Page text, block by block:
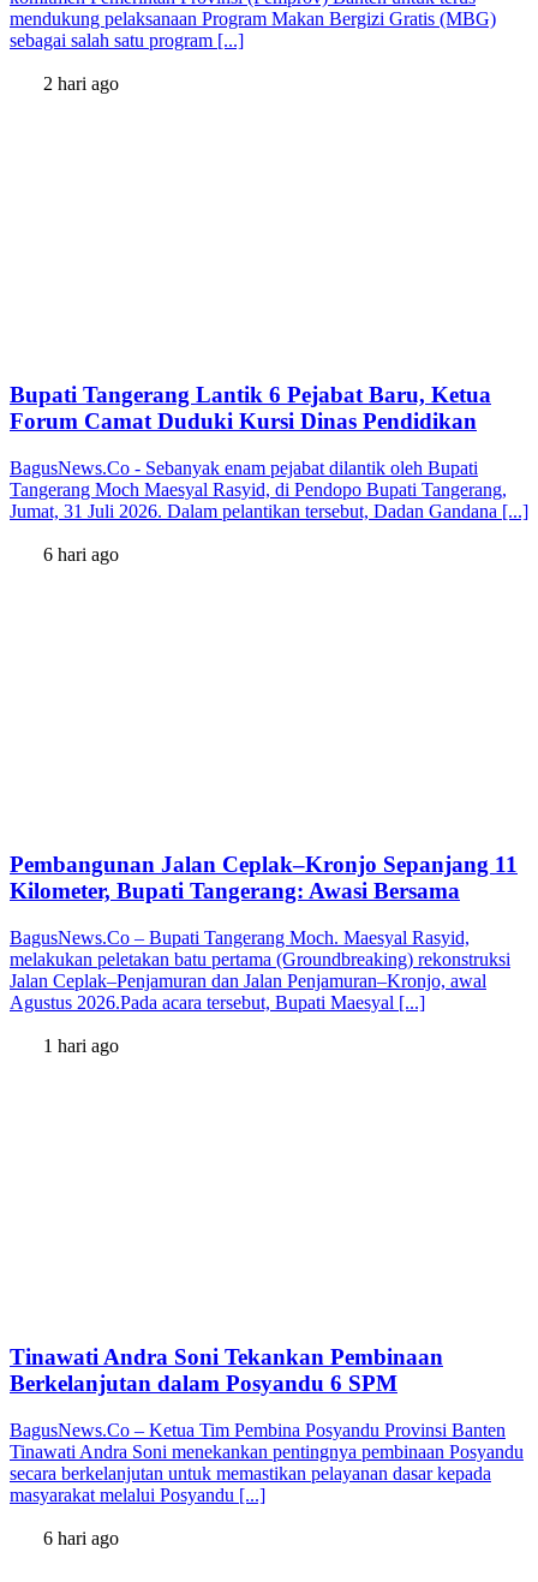
mendukung pelaksanaan Program Makan Bergizi Gratis (MBG)
sebagai salah satu program [...]
2 hari ago
Bupati Tangerang Lantik 6 Pejabat Baru, Ketua
Forum Camat Duduki Kursi Dinas Pendidikan
BagusNews.Co - Sebanyak enam pejabat dilantik oleh Bupati
Tangerang Moch Maesyal Rasyid, di Pendopo Bupati Tangerang,
Jumat, 31 Juli 2026. Dalam pelantikan tersebut, Dadan Gandana [...]
6 hari ago
Pembangunan Jalan Ceplak–Kronjo Sepanjang 11
Kilometer, Bupati Tangerang: Awasi Bersama
BagusNews.Co – Bupati Tangerang Moch. Maesyal Rasyid,
melakukan peletakan batu pertama (Groundbreaking) rekonstruksi
Jalan Ceplak–Penjamuran dan Jalan Penjamuran–Kronjo, awal
Agustus 2026.Pada acara tersebut, Bupati Maesyal [...]
1 hari ago
Tinawati Andra Soni Tekankan Pembinaan
Berkelanjutan dalam Posyandu 6 SPM
BagusNews.Co – Ketua Tim Pembina Posyandu Provinsi Banten
Tinawati Andra Soni menekankan pentingnya pembinaan Posyandu
secara berkelanjutan untuk memastikan pelayanan dasar kepada
masyarakat melalui Posyandu [...]
6 hari ago